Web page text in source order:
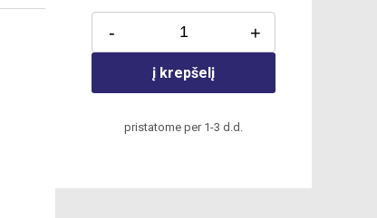
- +
į krepšelį
pristatome per 1-3 d.d.